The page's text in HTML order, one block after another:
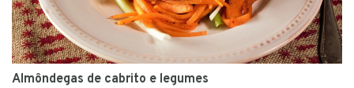
Almôndegas de cabrito e legumes